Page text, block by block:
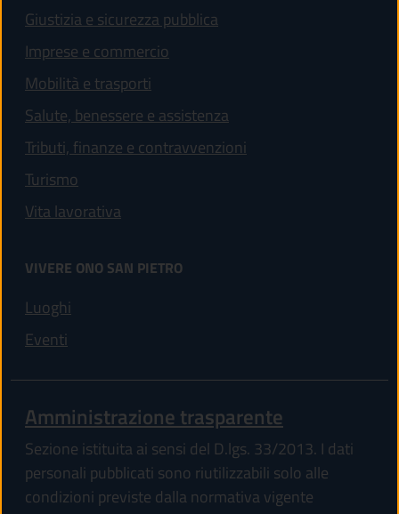
Giustizia e sicurezza pubblica
Imprese e commercio
Mobilità e trasporti
Salute, benessere e assistenza
Tributi, finanze e contravvenzioni
Turismo
Vita lavorativa
VIVERE ONO SAN PIETRO
Luoghi
Eventi
Amministrazione trasparente
Sezione istituita ai sensi del D.lgs. 33/2013. I dati
personali pubblicati sono riutilizzabili solo alle
condizioni previste dalla normativa vigente